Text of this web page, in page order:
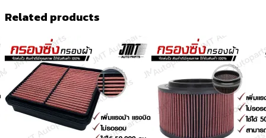
Related products